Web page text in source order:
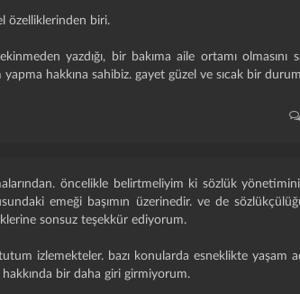
özelliklerinden biri.
yazdığı, bir bakıma aile ortamı olmasını
hakkına sahibiz. gayet güzel ve sıcak bir
öncelikle belirtmeliyim ki sözlük
emeği başımın üzerinedir. ve de
sonsuz teşekkür ediyorum.
izlemekteler. bazı konularda esneklikte yaşam
hakkında bir daha giri girmiyorum.